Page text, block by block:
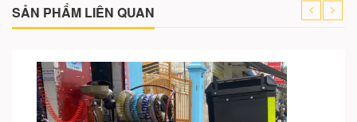
SẢN PHẨM LIÊN QUAN